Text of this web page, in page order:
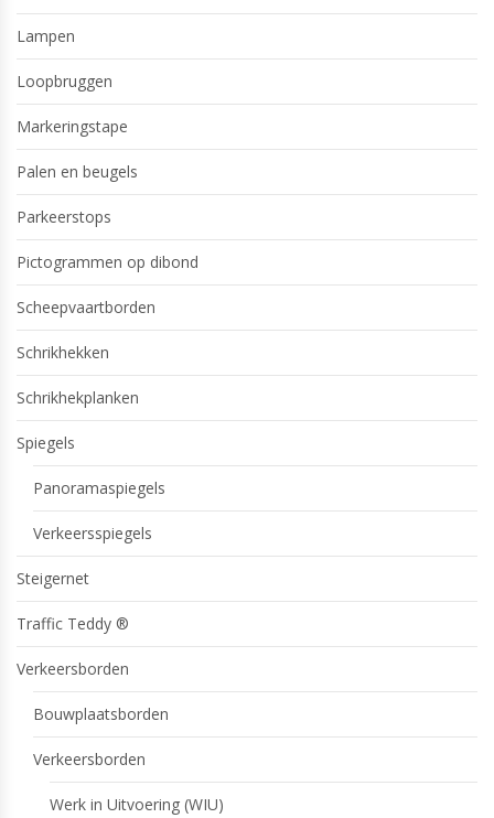
Lampen
Loopbruggen
Markeringstape
Palen en beugels
Parkeerstops
Pictogrammen op dibond
Scheepvaartborden
Schrikhekken
Schrikhekplanken
Spiegels
Panoramaspiegels
Verkeersspiegels
Steigernet
Traffic Teddy ®
Verkeersborden
Bouwplaatsborden
Verkeersborden
Werk in Uitvoering (WIU)